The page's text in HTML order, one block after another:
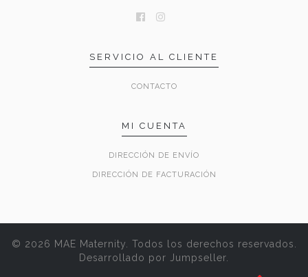
SERVICIO AL CLIENTE
CONTACTO
MI CUENTA
DIRECCIÓN DE ENVÍO
DIRECCIÓN DE FACTURACIÓN
© 2026 MAE Maternity. Todos los derechos reservados.
Desarrollado por Jumpseller